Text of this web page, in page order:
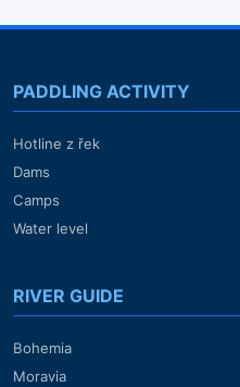
PADDLING ACTIVITY
Hotline z řek
Dams
Camps
Water level
RIVER GUIDE
Bohemia
Moravia